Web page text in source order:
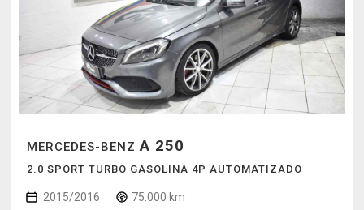
MERCEDES-BENZA 250
2.0 SPORT TURBO GASOLINA 4P AUTOMATIZADO
2015/2016 75.000 km